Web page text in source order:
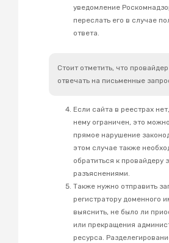
уведомление
переслать его в случае
ответа.
Стоит отметить, что
отвечать на письменные
Если сайта в реестрах
нему ограничен, это
прямое нарушение
этом случае также
обратиться к провайдеру
разъяснениями.
Также нужно отправить
регистратору доменного
выяснить, не было ли
или прекращения
ресурса.